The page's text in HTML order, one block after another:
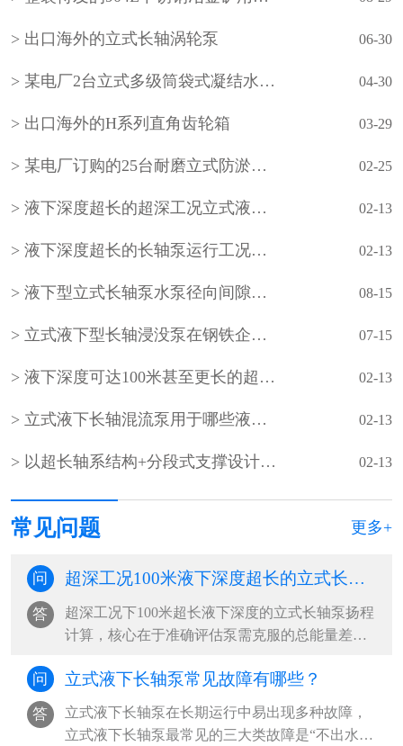
出口海外的立式长轴涡轮泵 06-30
某电厂2台立式多级筒袋式凝结水泵(小机凝结水泵) 04-30
出口海外的H系列直角齿轮箱 03-29
某电厂订购的25台耐磨立式防淤多吸头排污水泵 02-25
液下深度超长的超深工况立式液下长轴泵工作原理和技术核心 02-13
液下深度超长的长轴泵运行工况分析 02-13
液下型立式长轴泵水泵径向间隙怎样调整？ 08-15
立式液下型长轴浸没泵在钢铁企业的使用 07-15
液下深度可达100米甚至更长的超长型立式液下长轴泵如何设计？ 02-13
立式液下长轴混流泵用于哪些液下深度超长的超深工况？ 02-13
以‌超长轴系结构+分段式支撑设计‌为核心的‌超长立式液下长轴泵 02-13
常见问题 更多+
问 超深工况100米液下深度超长的立式长轴泵的扬程如何计算？
答
超深工况下100米超长液下深度的立式长轴泵扬程
计算，核心在于准确评估泵需克服的总能量差，
问 立式液下长轴泵常见故障有哪些？
答
立式液下长轴泵在长期运行中易出现多种故障，‌
立式液下长轴泵最常见的三大类故障是“不出水或